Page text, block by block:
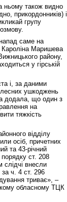
ньому також видно
прикордонників) і
групу
напад саме на
Кароліна Маришева
району,
у гірській
і, за даними
ушкоджень
додала, що один з
на
тяжкість
відділу
осіб, причетних
та 43-річний
ст. 208
слідчі внесли
за ч. 4 ст. 296
триває», –
обласному ТЦК
подій 1 листопада